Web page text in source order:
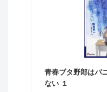
青春ブタ野郎はバ
ない １